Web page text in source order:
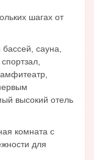
шагах от
сауна,
высокий отель
комната с
для